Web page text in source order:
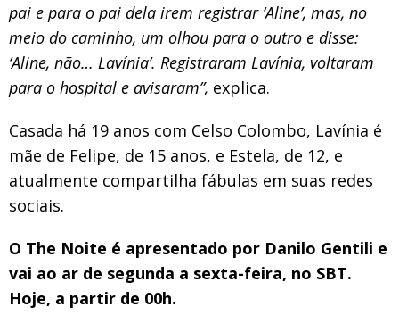
pai e para o pai dela irem registrar ‘Aline’, mas, no
meio do caminho, um olhou para o outro e disse:
‘Aline, não… Lavínia’. Registraram Lavínia, voltaram
para o hospital e avisaram”, explica.
Casada há 19 anos com Celso Colombo, Lavínia é
mãe de Felipe, de 15 anos, e Estela, de 12, e
atualmente compartilha fábulas em suas redes
sociais.
O The Noite é apresentado por Danilo Gentili e
vai ao ar de segunda a sexta-feira, no SBT.
Hoje, a partir de 00h.